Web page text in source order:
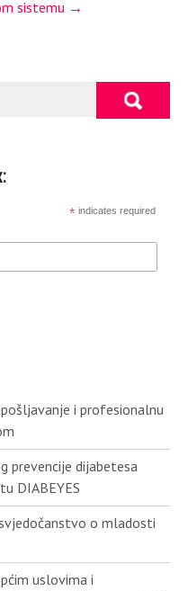
sistemu →
* indicates required
i profesionalnu
prevencije dijabetesa
DIABEYES
o mladosti
uslovima i